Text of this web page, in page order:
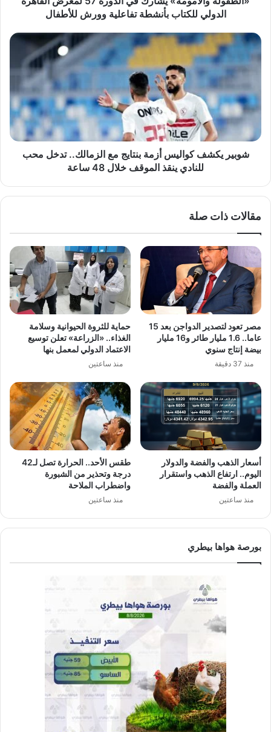
وورش
للأطفال
الدولي للكتاب بأنشطة تفاعلية وورش للأطفال
شوبير
يكشف
كواليس
الزمالك..
تدخل
محب
للنادي
ساعة
شوبير يكشف كواليس أزمة بنتايج مع الزمالك.. تدخل محب
للنادي ينقذ الموقف خلال 48 ساعة
مقالات ذات صلة
مصر تعود لتصدير الدواجن بعد 15
عاما.. 1.6 مليار طائر و16 مليار
بيضة إنتاج سنوي
منذ 37 دقيقة
حماية للثروة الحيوانية وسلامة
الغذاء.. «الزراعة» تعلن توسيع
الاعتماد الدولي لمعمل بنها
منذ ساعتين
أسعار الذهب والفضة والدولار
اليوم.. ارتفاع الذهب واستقرار
العملة والفضة
منذ ساعتين
طقس الأحد.. الحرارة تصل لـ42
درجة وتحذير من الشبورة
واضطراب الملاحة
منذ ساعتين
بورصة هواها بيطري